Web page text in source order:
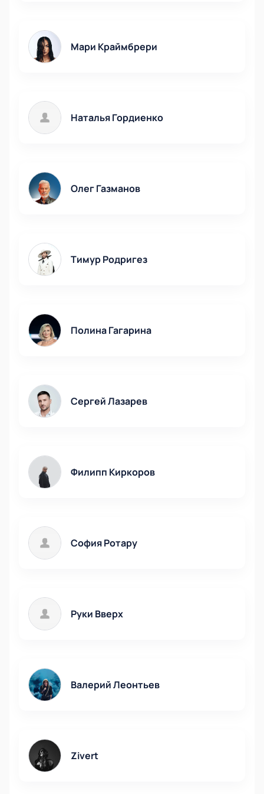
Мари Краймбрери
Наталья Гордиенко
Олег Газманов
Тимур Родригез
Полина Гагарина
Сергей Лазарев
Филипп Киркоров
София Ротару
Руки Вверх
Валерий Леонтьев
Zivert